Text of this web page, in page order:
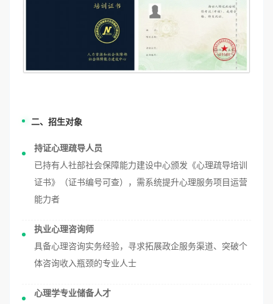
二、招生对象
持证心理疏导人员
已持有人社部社会保障能力建设中心颁发《心理疏导培训
证书》（证书编号可查），需系统提升心理服务项目运营
能力者
执业心理咨询师
具备心理咨询实务经验，寻求拓展政企服务渠道、突破个
体咨询收入瓶颈的专业人士
心理学专业储备人才